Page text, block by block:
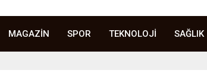
MAGAZİN SPOR TEKNOLOJİ SAĞLIK